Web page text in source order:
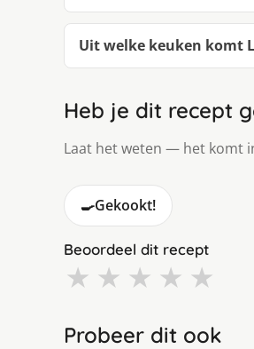
Uit welke keuken komt
Heb je dit recept
Laat het weten — het komt
🍳Gekookt!
Beoordeel dit recept
★ ★ ★ ★ ★
Probeer dit ook